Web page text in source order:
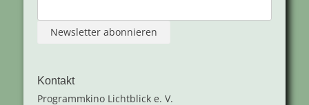
Kontakt
Programmkino Lichtblick e. V.